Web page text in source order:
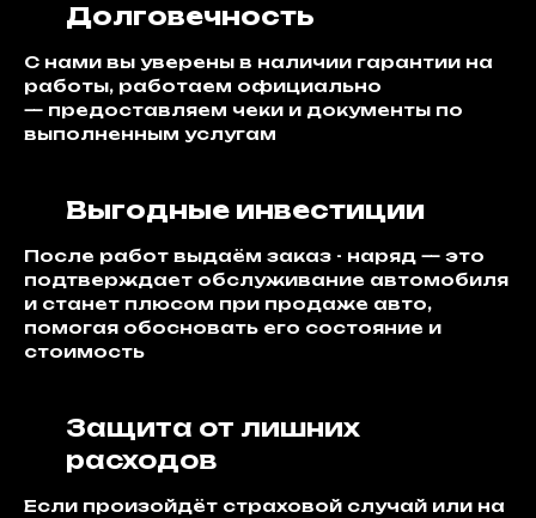
Долговечность
С нами вы уверены в наличии гарантии на
работы, работаем официально
— предоставляем чеки и документы по
выполненным услугам
Выгодные инвестиции
После работ выдаём заказ - наряд — это
подтверждает обслуживание автомобиля
и станет плюсом при продаже авто,
помогая обосновать его состояние и
стоимость
Защита от лишних
расходов
Если произойдёт страховой случай или на